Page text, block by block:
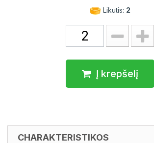
Likutis: 2
Į krepšelį
CHARAKTERISTIKOS